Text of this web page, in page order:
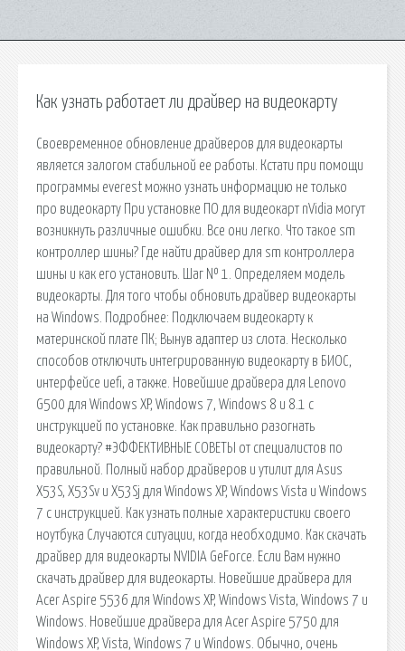
Как узнать работает ли драйвер на видеокарту
Своевременное обновление драйверов для видеокарты
является залогом стабильной ее работы. Кстати при помощи
программы everest можно узнать информацию не только
про видеокарту При установке ПО для видеокарт nVidia могут
возникнуть различные ошибки. Все они легко. Что такое sm
контроллер шины? Где найти драйвер для sm контроллера
шины и как его установить. Шаг № 1. Определяем модель
видеокарты. Для того чтобы обновить драйвер видеокарты
на Windows. Подробнее: Подключаем видеокарту к
материнской плате ПК; Вынув адаптер из слота. Несколько
способов отключить интегрированную видеокарту в БИОС,
интерфейсе uefi, а также. Новейшие драйвера для Lenovo
G500 для Windows XP, Windows 7, Windows 8 и 8.1 с
инструкцией по установке. Как правильно разогнать
видеокарту? #ЭФФЕКТИВНЫЕ СОВЕТЫ от специалистов по
правильной. Полный набор драйверов и утилит для Asus
X53S, X53Sv и X53Sj для Windows XP, Windows Vista и Windows
7 с инструкцией. Как узнать полные характеристики своего
ноутбука Случаются ситуации, когда необходимо. Как скачать
драйвер для видеокарты NVIDIA GeForce. Если Вам нужно
скачать драйвер для видеокарты. Новейшие драйвера для
Acer Aspire 5536 для Windows XP, Windows Vista, Windows 7 и
Windows. Новейшие драйвера для Acer Aspire 5750 для
Windows XP, Vista, Windows 7 и Windows. Обычно, очень